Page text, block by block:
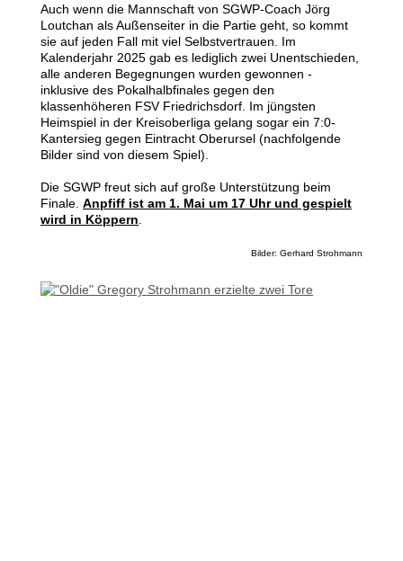
Auch wenn die Mannschaft von SGWP-Coach Jörg
Loutchan als Außenseiter in die Partie geht, so kommt
sie auf jeden Fall mit viel Selbstvertrauen. Im
Kalenderjahr 2025 gab es lediglich zwei Unentschieden,
alle anderen Begegnungen wurden gewonnen -
inklusive des Pokalhalbfinales gegen den
klassenhöheren FSV Friedrichsdorf. Im jüngsten
Heimspiel in der Kreisoberliga gelang sogar ein 7:0-
Kantersieg gegen Eintracht Oberursel (nachfolgende
Bilder sind von diesem Spiel).
Die SGWP freut sich auf große Unterstützung beim
Finale. Anpfiff ist am 1. Mai um 17 Uhr und gespielt
wird in Köppern
Bilder: Gerhard Strohmann